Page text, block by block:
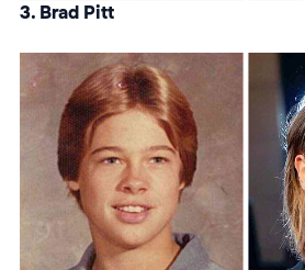
3. Brad Pitt